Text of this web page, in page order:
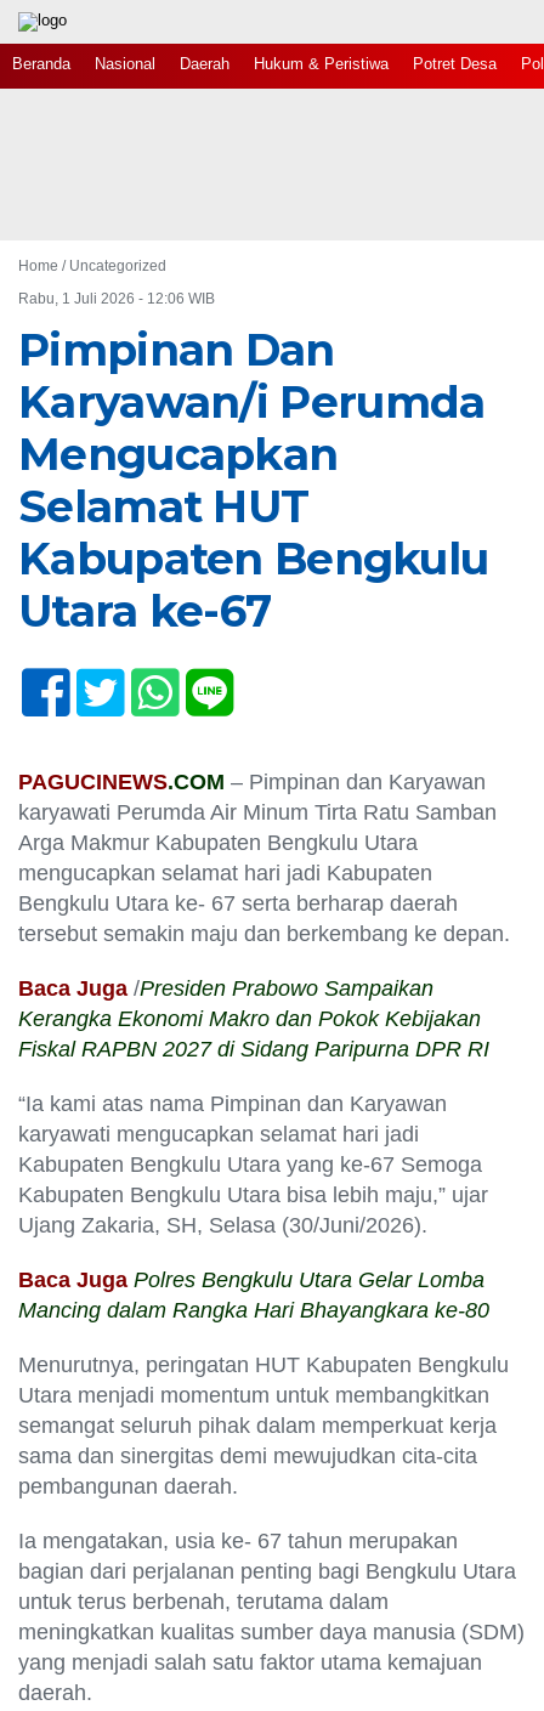
Beranda Nasional Daerah Hukum & Peristiwa Potret Desa
Home / Uncategorized
Rabu, 1 Juli 2026 - 12:06 WIB
Pimpinan Dan
Karyawan/i Perumda
Mengucapkan
Selamat HUT
Kabupaten Bengkulu
Utara ke-67
PAGUCINEWS.COM – Pimpinan dan Karyawan
karyawati Perumda Air Minum Tirta Ratu Samban
Arga Makmur Kabupaten Bengkulu Utara
mengucapkan selamat hari jadi Kabupaten
Bengkulu Utara ke- 67 serta berharap daerah
tersebut semakin maju dan berkembang ke depan.
Baca Juga /Presiden Prabowo Sampaikan
Kerangka Ekonomi Makro dan Pokok Kebijakan
Fiskal RAPBN 2027 di Sidang Paripurna DPR RI
“Ia kami atas nama Pimpinan dan Karyawan
karyawati mengucapkan selamat hari jadi
Kabupaten Bengkulu Utara yang ke-67 Semoga
Kabupaten Bengkulu Utara bisa lebih maju,” ujar
Ujang Zakaria, SH, Selasa (30/Juni/2026).
Baca Juga Polres Bengkulu Utara Gelar Lomba
Mancing dalam Rangka Hari Bhayangkara ke-80
Menurutnya, peringatan HUT Kabupaten Bengkulu
Utara menjadi momentum untuk membangkitkan
semangat seluruh pihak dalam memperkuat kerja
sama dan sinergitas demi mewujudkan cita-cita
pembangunan daerah.
Ia mengatakan, usia ke- 67 tahun merupakan
bagian dari perjalanan penting bagi Bengkulu Utara
untuk terus berbenah, terutama dalam
meningkatkan kualitas sumber daya manusia (SDM)
yang menjadi salah satu faktor utama kemajuan
daerah.